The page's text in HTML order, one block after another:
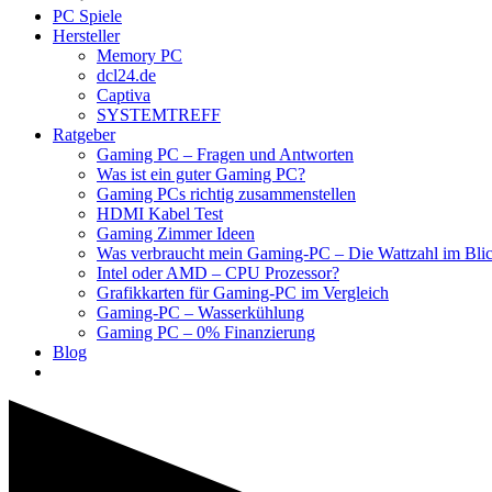
PC Spiele
Hersteller
Memory PC
dcl24.de
Captiva
SYSTEMTREFF
Ratgeber
Gaming PC – Fragen und Antworten
Was ist ein guter Gaming PC?
Gaming PCs richtig zusammenstellen
HDMI Kabel Test
Gaming Zimmer Ideen
Was verbraucht mein Gaming-PC – Die Wattzahl im
Intel oder AMD – CPU Prozessor?
Grafikkarten für Gaming-PC im Vergleich
Gaming-PC – Wasserkühlung
Gaming PC – 0% Finanzierung
Blog